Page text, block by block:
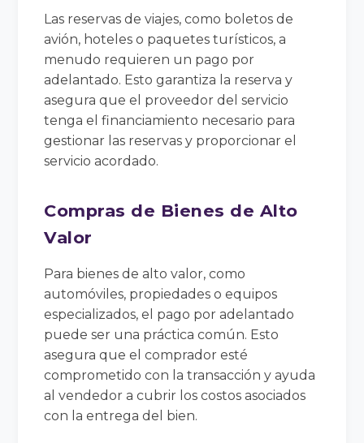
Las reservas de viajes, como boletos de
avión, hoteles o paquetes turísticos, a
menudo requieren un pago por
adelantado. Esto garantiza la reserva y
asegura que el proveedor del servicio
tenga el financiamiento necesario para
gestionar las reservas y proporcionar el
servicio acordado.
Compras de Bienes de Alto
Valor
Para bienes de alto valor, como
automóviles, propiedades o equipos
especializados, el pago por adelantado
puede ser una práctica común. Esto
asegura que el comprador esté
comprometido con la transacción y ayuda
al vendedor a cubrir los costos asociados
con la entrega del bien.